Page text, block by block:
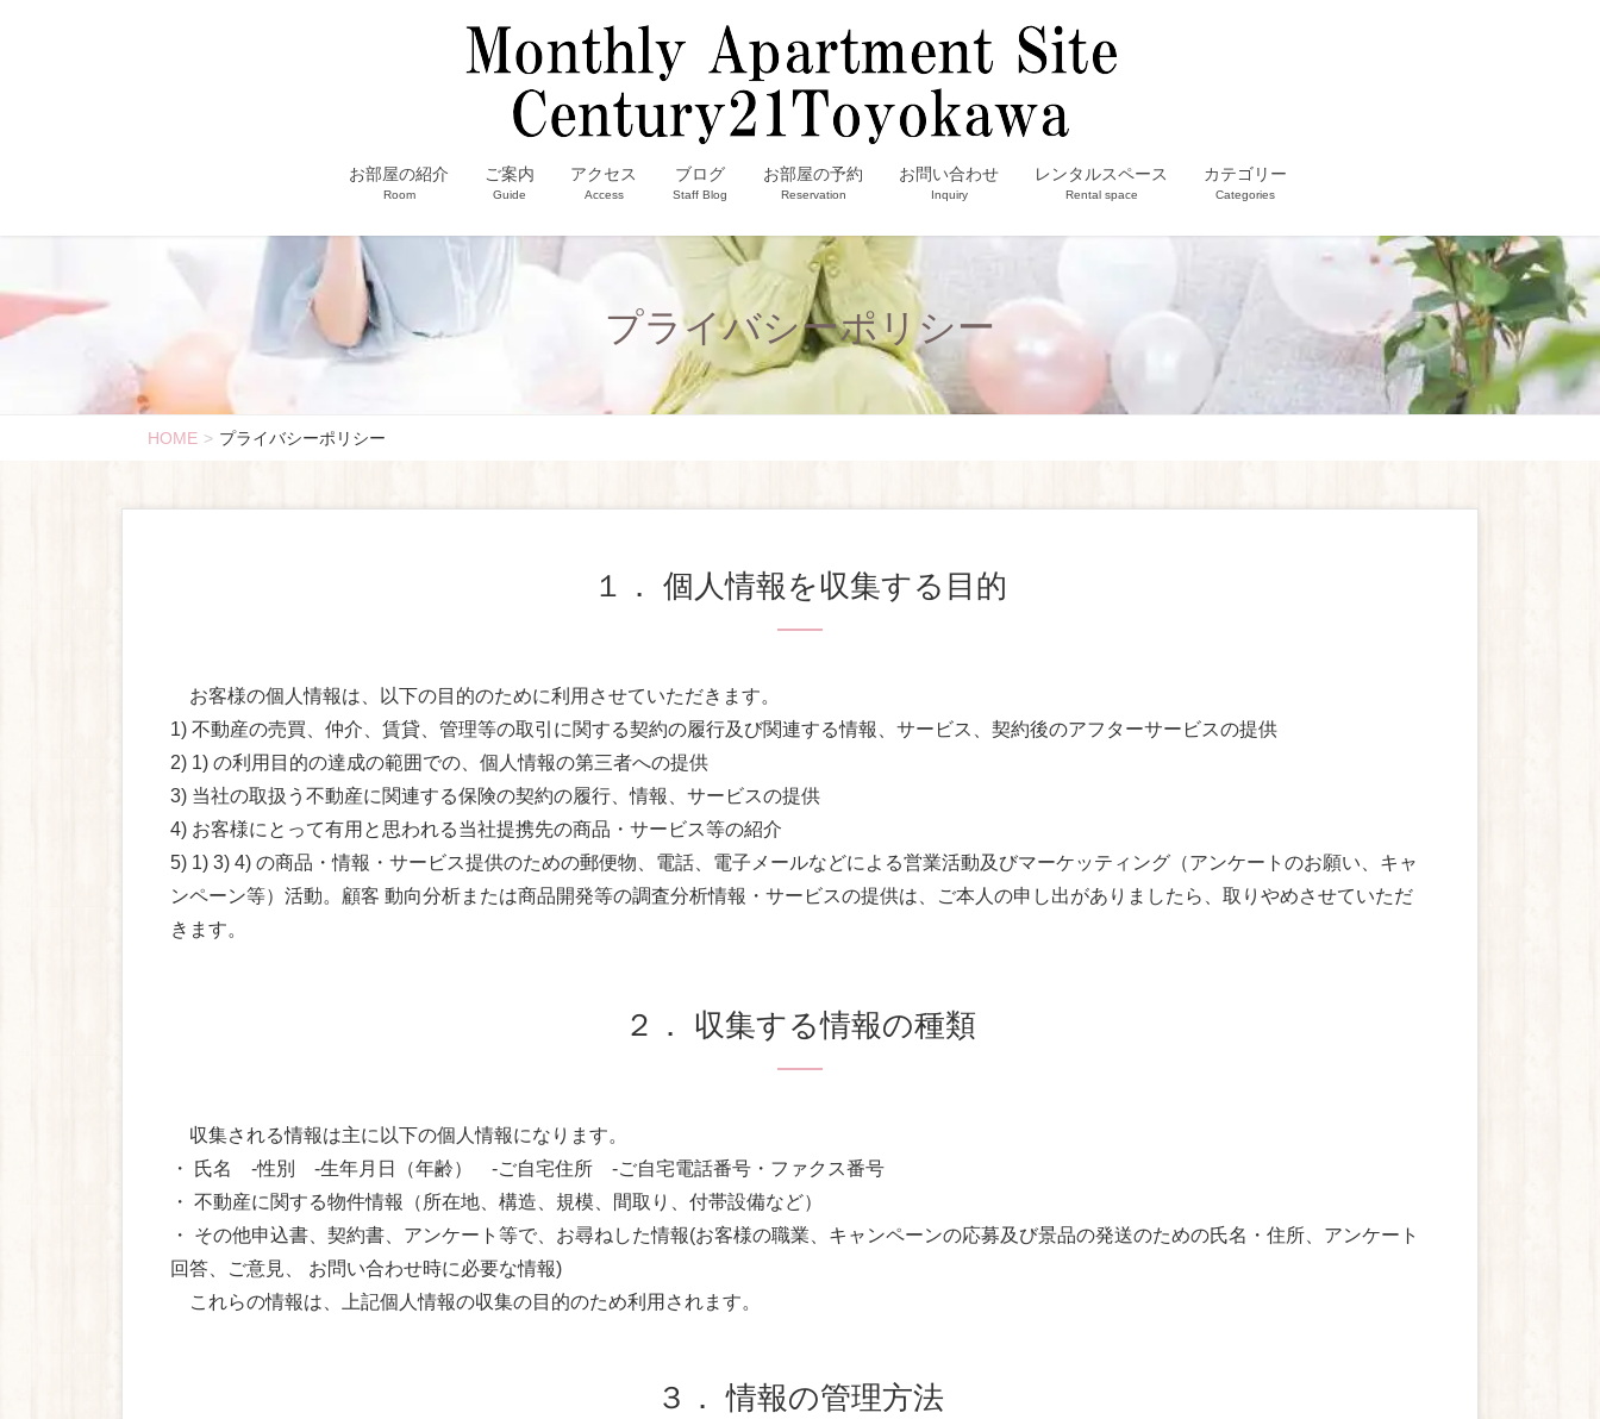
お部屋の紹介
Room
ご案内
Guide
アクセス
Access
ブログ
Staff Blog
お部屋の予約
Reservation
お問い合わせ
Inquiry
レンタルスペース
Rental space
カテゴリー
Categories
プライバシーポリシー
HOME プライバシーポリシー
１． 個人情報を収集する目的
お客様の個人情報は、以下の目的のために利用させていただきます。
1) 不動産の売買、仲介、賃貸、管理等の取引に関する契約の履行及び関連する情報、サービス、契約後のアフターサービスの提供
2) 1) の利用目的の達成の範囲での、個人情報の第三者への提供
3) 当社の取扱う不動産に関連する保険の契約の履行、情報、サービスの提供
4) お客様にとって有用と思われる当社提携先の商品・サービス等の紹介
5) 1) 3) 4) の商品・情報・サービス提供のための郵便物、電話、電子メールなどによる営業活動及びマーケッティング（アンケートのお願い、キャ
ンペーン等）活動。顧客 動向分析または商品開発等の調査分析情報・サービスの提供は、ご本人の申し出がありましたら、取りやめさせていただ
きます。
２． 収集する情報の種類
収集される情報は主に以下の個人情報になります。
・ 氏名 -性別 -生年月日（年齢） -ご自宅住所 -ご自宅電話番号・ファクス番号
・ 不動産に関する物件情報（所在地、構造、規模、間取り、付帯設備など）
・ その他申込書、契約書、アンケート等で、お尋ねした情報(お客様の職業、キャンペーンの応募及び景品の発送のための氏名・住所、アンケート
回答、ご意見、 お問い合わせ時に必要な情報)
これらの情報は、上記個人情報の収集の目的のため利用されます。
３． 情報の管理方法